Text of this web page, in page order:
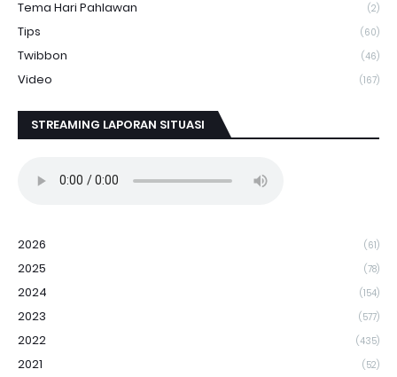
Tema Hari Pahlawan (2)
Tips (60)
Twibbon (46)
Video (167)
STREAMING LAPORAN SITUASI
2026 (61)
2025 (78)
2024 (154)
2023 (577)
2022 (435)
2021 (52)